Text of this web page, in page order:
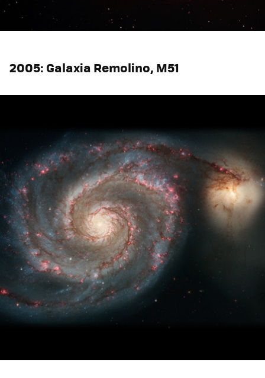
2005: Galaxia Remolino, M51